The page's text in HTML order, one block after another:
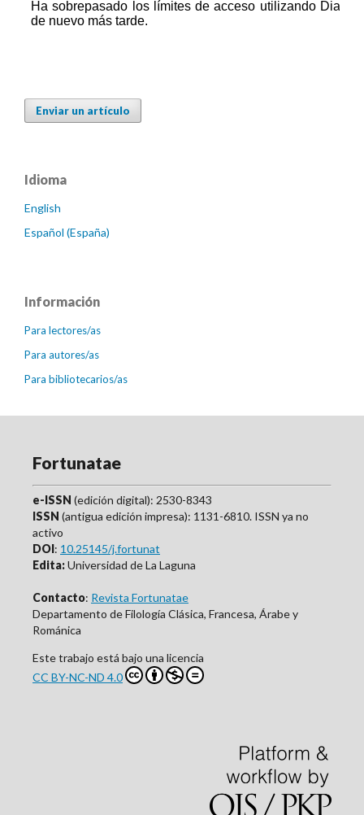
Enviar un artículo
Idioma
English
Español (España)
Información
Para lectores/as
Para autores/as
Para bibliotecarios/as
Fortunatae
e-ISSN (edición digital): 2530-8343
ISSN (antigua edición impresa): 1131-6810. ISSN ya no
activo
DOI: 10.25145/j.fortunat
Edita:Universidad de La Laguna
Contacto: Revista Fortunatae
Departamento de Filología Clásica, Francesa, Árabe y
Románica
Este trabajo está bajo una licencia
CC BY-NC-ND 4.0